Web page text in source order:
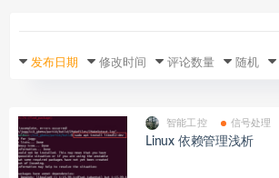
发布日期 修改时间 评论数量 随机
智能工控 信号处理
Linux 依赖管理浅析